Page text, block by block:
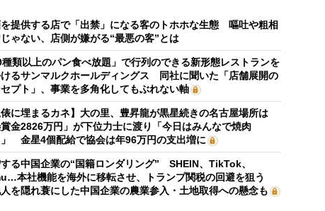
提供する店で「出禁」になる客のトホホな生態 嘔吐や粗相
ゃない、店側が嫌がる“最悪の客”とは
種類以上のパン食べ放題」で行列のできる新形態レストランを
るサンマルクホールディングス 同社に聞いた「店舗展開の
プト」、事業を多角化してもぶれない軸
俵に埋まるカネ】大の里、豊昇龍が黒星続きの名古屋場所は
賞金2826万円」が下位力士に渡り「今日はみんなで焼肉
金星4個配給で協会は年96万円の支出増に
る中国企業の“国籍ロンダリング” SHEIN、TikTok、
本社機能を海外に移転させ、トランプ関税の回避を狙う
を隠れ蓑にした中国企業の農業参入・土地取得への懸念も